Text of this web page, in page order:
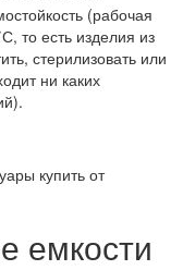
(рабочая
то есть изделия из
стерилизовать или
ни каких
емкости